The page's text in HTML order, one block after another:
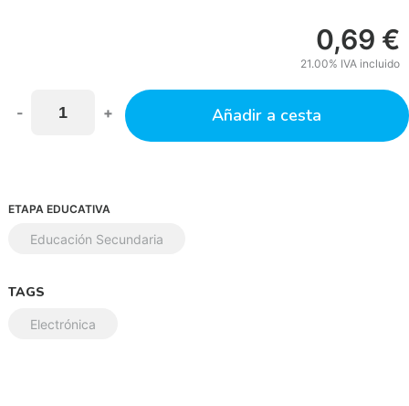
0,69 €
21.00% IVA incluido
- + Añadir a cesta
ETAPA EDUCATIVA
Educación Secundaria
TAGS
Electrónica